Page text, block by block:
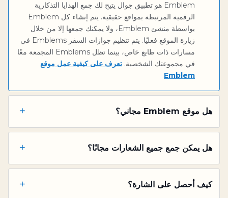
Emblem هو تطبيق جوال يتيح لك جمع الهدايا التذكارية
الرقمية المرتبطة بمواقع حقيقية. يتم إنشاء كل Emblem
بواسطة منشئ Emblem، ولا يمكنك جمعها إلا من خلال
زيارة الموقع فعليًا. يتم تنظيم جوازات السفر Emblems في
مسارات ذات طابع خاص، بينما تظل Emblems المجمعة معًا
في مجموعتك الشخصية. تعرف على كيفية عمل موقع
Emblem
هل موقع Emblem مجاني؟ +
هل يمكن جمع جميع الشعارات مجانًا؟ +
كيف أحصل على الشارة؟ +